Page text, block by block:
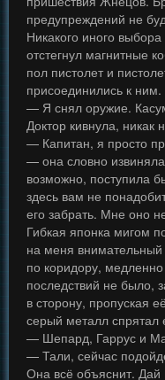
предупреждений не
Никакого иного
отстегнул магнитные
пол пистолет и
присоединились к ним.
— Я снял оружие.
Доктор кивнула, никак
— Капитан, я просто
— она словно
возможно, поступила
здесь вам не
его забрать. Мне оно
Гибкая японка мигом
на меня внимательный
по коридору,
последствий не было,
в сторону, пропуская
серый металл спрятал
— Шепард, Гаррус и
— Тали, сейчас
Она всё объяснит. Дай